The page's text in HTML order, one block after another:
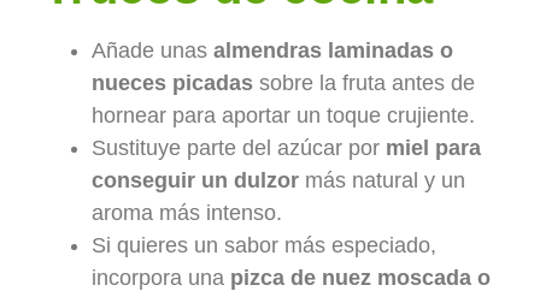
Añade unas almendras laminadas o
nueces picadassobre la fruta antes de
hornear para aportar un toque crujiente.
Sustituye parte del azúcar por miel para
conseguir un dulzormás natural y un
aroma más intenso.
Si quieres un sabor más especiado,
incorpora una pizca de nuez moscada o